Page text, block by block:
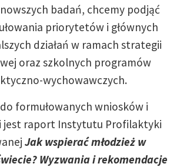
badań, chcemy podjąć
priorytetów i głównych
działań w ramach strategii
oraz szkolnych programów
wychowawczych.
formułowanych wniosków i
jest raport Instytutu Profilaktyki
Jak wspierać młodzież w
Wyzwania i rekomendacje